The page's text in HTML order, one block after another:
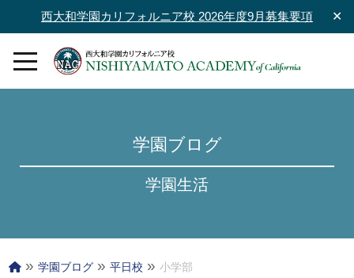
西大和学園カリフォルニア校 2026年度9月募集要項 ✕
学園ブログ
学園生活
» 学園ブログ» 平日校 » 小学部